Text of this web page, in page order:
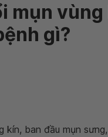
mụn
gì?
kín, ban đầu mụn